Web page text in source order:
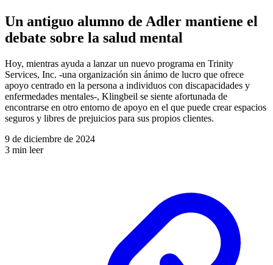
Un antiguo alumno de Adler mantiene el
debate sobre la salud mental
Hoy, mientras ayuda a lanzar un nuevo programa en Trinity
Services, Inc. -una organización sin ánimo de lucro que ofrece
apoyo centrado en la persona a individuos con discapacidades y
enfermedades mentales-, Klingbeil se siente afortunada de
encontrarse en otro entorno de apoyo en el que puede crear espacios
seguros y libres de prejuicios para sus propios clientes.
9 de diciembre de 2024
3 min leer